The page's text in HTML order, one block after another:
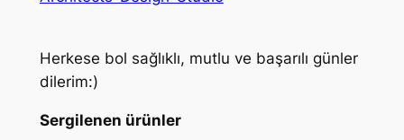
Herkese bol sağlıklı, mutlu ve başarılı günler
dilerim:)
Sergilenen ürünler